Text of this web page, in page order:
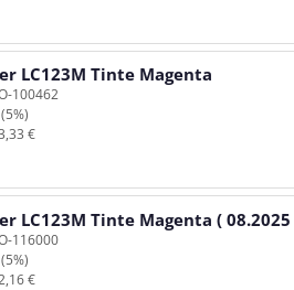
LC123M Tinte Magenta
100462
€
LC123M Tinte Magenta ( 08.2025
116000
€